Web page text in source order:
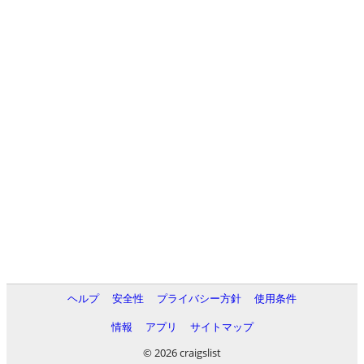
ヘルプ 安全性 プライバシー方針
使用条件
情報
アプリ
サイトマップ
© 2026 craigslist